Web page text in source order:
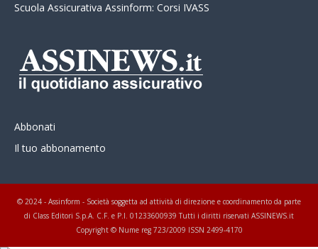
Scuola Assicurativa Assinform: Corsi IVASS
Abbonati
Il tuo abbonamento
© 2024 - Assinform - Società soggetta ad attività di direzione e coordinamento da parte
di Class Editori S.p.A. C.F. e P.I. 01233600939 Tutti i diritti riservati ASSINEWS.it
Copyright © Nume reg 723/2009 ISSN 2499-4170